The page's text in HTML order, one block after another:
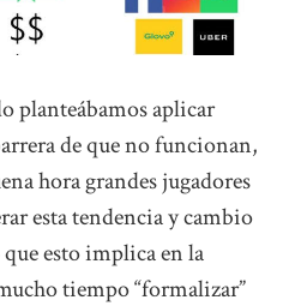
planteábamos aplicar
de que no funcionan,
hora grandes jugadores
esta tendencia y cambio
esto implica en la
tiempo “formalizar”